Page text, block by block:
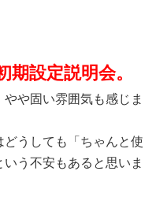
期設定説明会。
や固い雰囲気も感じま
うしても「ちゃんと使
う不安もあると思いま